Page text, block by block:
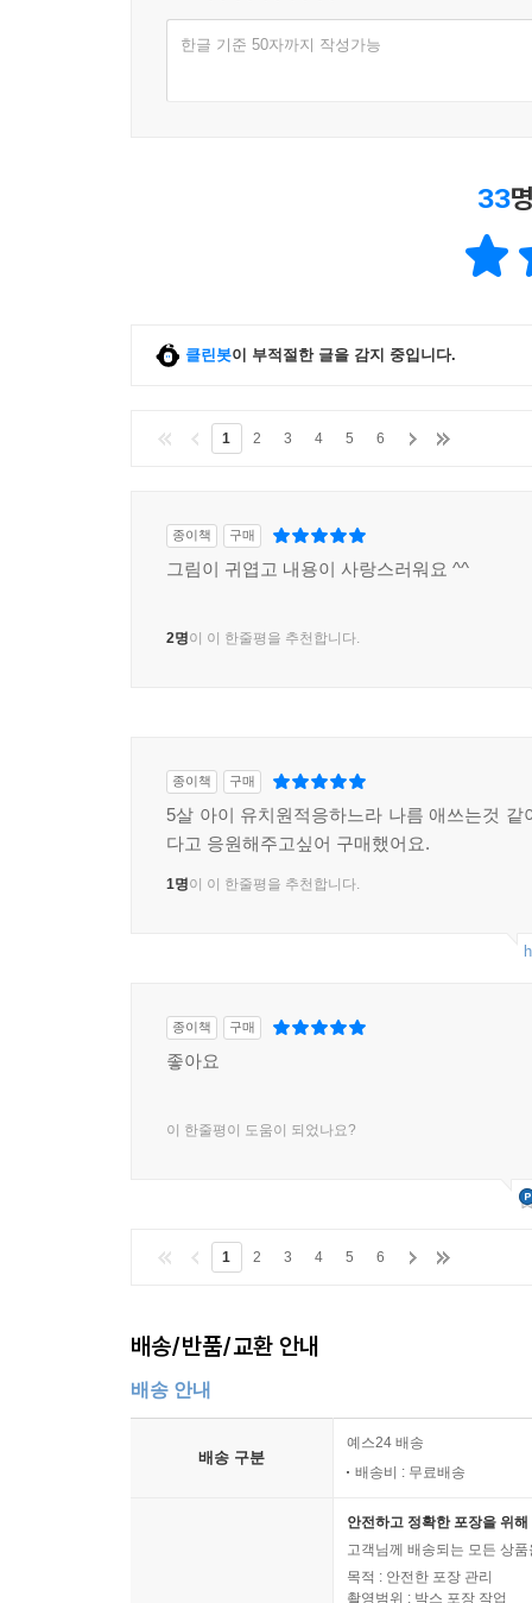
한글 기준 50자까지 작성가능
33
클린봇이 부적절한 글을 감지 중입니다.
1 2 3 4 5 6
종이책 구매
그림이 귀엽고 내용이 사랑스러워요 ^^
2명이 이 한줄평을 추천합니다.
종이책 구매
5살 아이 유치원적응하느라 나름 애쓰는것 같
다고 응원해주고싶어 구매했어요.
1명이 이 한줄평을 추천합니다.
종이책 구매
좋아요
이 한줄평이 도움이 되었나요?
1 2 3 4 5 6
배송/반품/교환 안내
배송 안내
배송 구분
예스24 배송
배송비 : 무료배송
안전하고 정확한 포장을 위
고객님께 배송되는 모든 상
목적 : 안전한 포장 관리
촬영범위 : 박스 포장 작업